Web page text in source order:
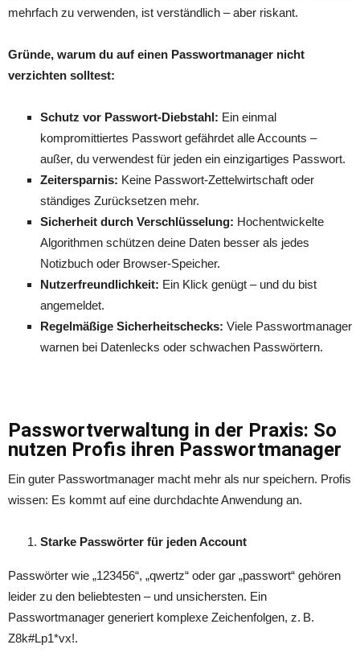
mehrfach zu verwenden, ist verständlich – aber riskant.
Gründe, warum du auf einen Passwortmanager nicht
verzichten solltest:
Schutz vor Passwort-Diebstahl: Ein einmal
kompromittiertes Passwort gefährdet alle Accounts –
außer, du verwendest für jeden ein einzigartiges Passwort.
Zeitersparnis: Keine Passwort-Zettelwirtschaft oder
ständiges Zurücksetzen mehr.
Sicherheit durch Verschlüsselung: Hochentwickelte
Algorithmen schützen deine Daten besser als jedes
Notizbuch oder Browser-Speicher.
Nutzerfreundlichkeit: Ein Klick genügt – und du bist
angemeldet.
Regelmäßige Sicherheitschecks: Viele Passwortmanager
warnen bei Datenlecks oder schwachen Passwörtern.
Passwortverwaltung in der Praxis: So
nutzen Profis ihren Passwortmanager
Ein guter Passwortmanager macht mehr als nur speichern. Profis
wissen: Es kommt auf eine durchdachte Anwendung an.
Starke Passwörter für jeden Account
Passwörter wie „123456“, „qwertz“ oder gar „passwort“ gehören
leider zu den beliebtesten – und unsichersten. Ein
Passwortmanager generiert komplexe Zeichenfolgen, z. B.
Z8k#Lp1*vx!.